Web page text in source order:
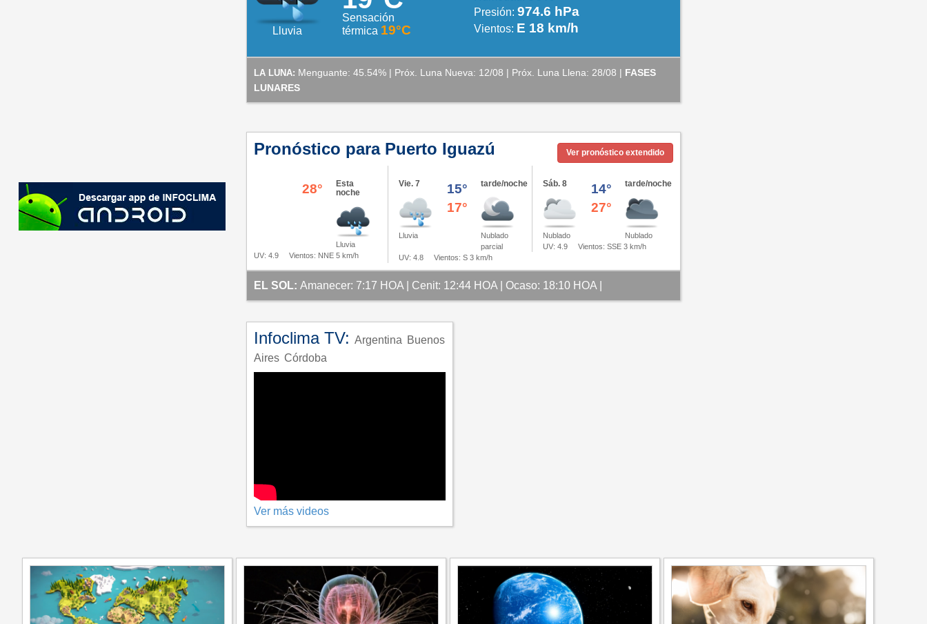
Lluvia
Sensación
térmica 19°C
Presión: 974.6 hPa
Vientos: E 18 km/h
LA LUNA: Menguante: 45.54% | Próx. Luna Nueva: 12/08 | Próx. Luna Llena: 28/08 | FASES
LUNARES
Pronóstico para Puerto Iguazú Ver pronóstico extendido
28°
Esta
noche
Lluvia
UV: 4.9
Vientos: NNE 5 km/h
Vie. 7
Lluvia
15°
17°
tarde/noche
Nublado
parcial
UV: 4.8
Vientos: S 3 km/h
Sáb. 8
Nublado
14°
27°
tarde/noche
Nublado
UV: 4.9
Vientos: SSE 3 km/h
EL SOL: Amanecer: 7:17 HOA | Cenit: 12:44 HOA | Ocaso: 18:10 HOA |
Infoclima TV: Argentina Buenos
Aires Córdoba
Ver más videos